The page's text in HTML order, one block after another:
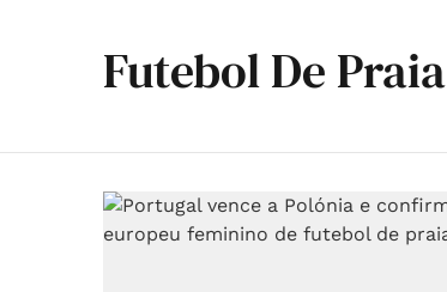
Futebol De Praia